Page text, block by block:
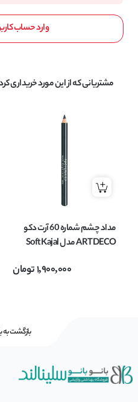
وارد حساب
مشتریانی که از این مورد خریداری
مداد چشم شماره 60 آرت دکو
ARTDECO مدل Soft Kajal
1,900,000تومان
بازگشت به